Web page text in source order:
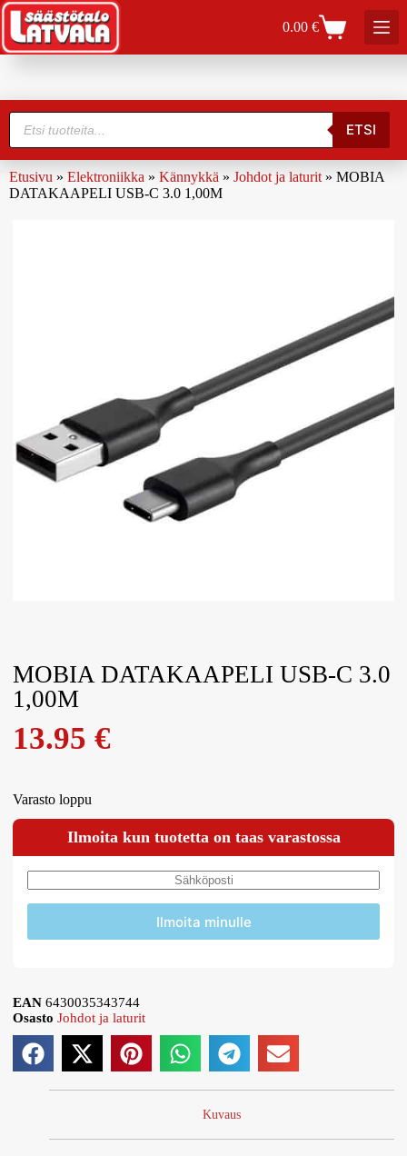
0.00€
ETSI
Etusivu » Elektroniikka » Kännykkä » Johdot ja laturit » MOBIA
DATAKAAPELI USB-C 3.0 1,00M
MOBIA DATAKAAPELI USB-C 3.0
1,00M
13.95€
Varasto loppu
Ilmoita kun tuotetta on taas varastossa
Ilmoita minulle
EAN6430035343744
Osasto Johdot ja laturit
Kuvaus